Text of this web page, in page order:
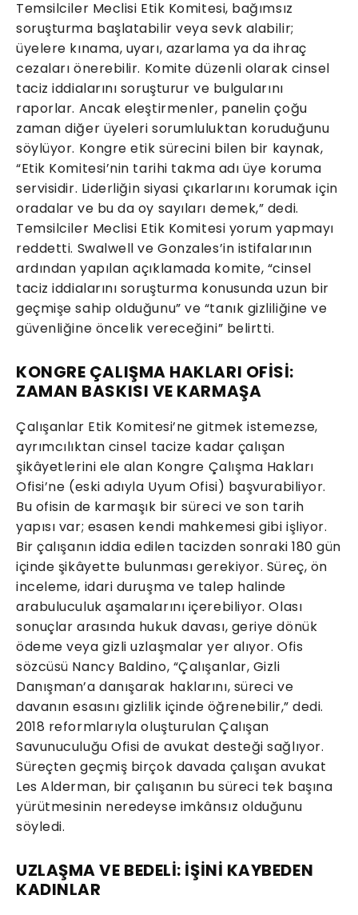
Temsilciler Meclisi Etik Komitesi, bağımsız
soruşturma başlatabilir veya sevk alabilir;
üyelere kınama, uyarı, azarlama ya da ihraç
cezaları önerebilir. Komite düzenli olarak cinsel
taciz iddialarını soruşturur ve bulgularını
raporlar. Ancak eleştirmenler, panelin çoğu
zaman diğer üyeleri sorumluluktan koruduğunu
söylüyor. Kongre etik sürecini bilen bir kaynak,
“Etik Komitesi’nin tarihi takma adı üye koruma
servisidir. Liderliğin siyasi çıkarlarını korumak için
oradalar ve bu da oy sayıları demek,” dedi.
Temsilciler Meclisi Etik Komitesi yorum yapmayı
reddetti. Swalwell ve Gonzales’in istifalarının
ardından yapılan açıklamada komite, “cinsel
taciz iddialarını soruşturma konusunda uzun bir
geçmişe sahip olduğunu” ve “tanık gizliliğine ve
güvenliğine öncelik vereceğini” belirtti.
KONGRE ÇALIŞMA HAKLARI OFİSİ:
ZAMAN BASKISI VE KARMAŞA
Çalışanlar Etik Komitesi’ne gitmek istemezse,
ayrımcılıktan cinsel tacize kadar çalışan
şikâyetlerini ele alan Kongre Çalışma Hakları
Ofisi’ne (eski adıyla Uyum Ofisi) başvurabiliyor.
Bu ofisin de karmaşık bir süreci ve son tarih
yapısı var; esasen kendi mahkemesi gibi işliyor.
Bir çalışanın iddia edilen tacizden sonraki 180 gün
içinde şikâyette bulunması gerekiyor. Süreç, ön
inceleme, idari duruşma ve talep halinde
arabuluculuk aşamalarını içerebiliyor. Olası
sonuçlar arasında hukuk davası, geriye dönük
ödeme veya gizli uzlaşmalar yer alıyor. Ofis
sözcüsü Nancy Baldino, “Çalışanlar, Gizli
Danışman’a danışarak haklarını, süreci ve
davanın esasını gizlilik içinde öğrenebilir,” dedi.
2018 reformlarıyla oluşturulan Çalışan
Savunuculuğu Ofisi de avukat desteği sağlıyor.
Süreçten geçmiş birçok davada çalışan avukat
Les Alderman, bir çalışanın bu süreci tek başına
yürütmesinin neredeyse imkânsız olduğunu
söyledi.
UZLAŞMA VE BEDELİ: İŞİNİ KAYBEDEN
KADINLAR